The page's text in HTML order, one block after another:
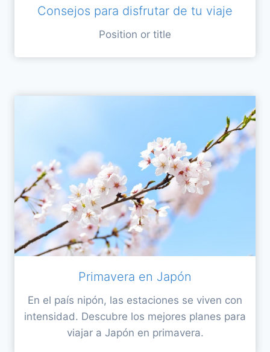
Consejos para disfrutar de tu viaje
Position or title
Primavera en Japón
En el país nipón, las estaciones se viven con
intensidad. Descubre los mejores planes para
viajar a Japón en primavera.